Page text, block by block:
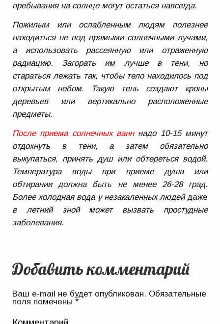
пребывания на солнце могут остаться навсегда.
Пожилым или ослабленным людям полезнее
находиться не под прямыми солнечными лучами,
а использовать рассеянную или отраженную
радиацию. Загорать им лучше в тени, но
стараться лежать так, чтобы тело находилось под
открытым небом. Такую тень создают кроны
деревьев или вертикально расположенные
предметы.
После приема солнечных ванннадо 10-15 минут
отдохнуть в тени, а затем обязательно
выкупаться, принять душ или обтереться водой.
Температура воды при приеме душа или
обтирании должна быть не менее 26-28 град.
Более холодная вода у незакаленных людейдаже
в летний зной может вызвать простудные
заболевания.
Добавить комментарий
Ваш e-mail не будет опубликован. Обязательные
поля помечены*